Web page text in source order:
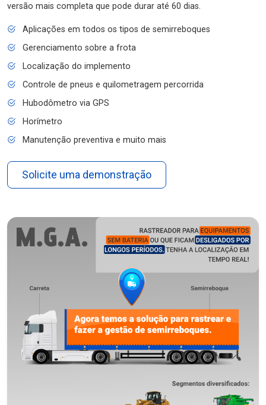
versão mais completa que pode durar até 60 dias.
Aplicações em todos os tipos de semirreboques
Gerenciamento sobre a frota
Localização do implemento
Controle de pneus e quilometragem percorrida
Hubodômetro via GPS
Horímetro
Manutenção preventiva e muito mais
Solicite uma demonstração